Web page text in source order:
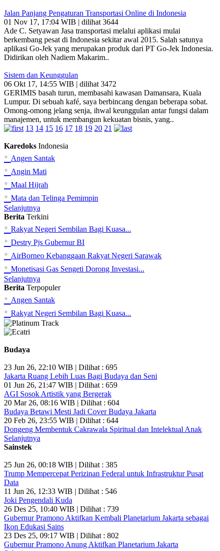
Jalan Panjang Pengaturan Transportasi Online di Indonesia
01 Nov 17, 17:04 WIB | dilihat 3644
Ade C. Setyawan Jasa transportasi melalui aplikasi mulai
berkembang pesat di Indonesia sekitar awal 2015. Salah satunya
aplikasi Go-Jek yang merupakan produk dari PT Go-Jek Indonesia.
Didirikan oleh Nadiem Makarim..
Sistem dan Keunggulan
06 Okt 17, 14:55 WIB | dilihat 3472
GERIMIS basah turun, membasahi kawasan Damansara, Kuala
Lumpur. Di sebuah kafé, saya berbincang dengan beberapa sobat.
Omong-omong jelang senja, ihwal keunggulan antar fungsi dalam
manajemen, untuk membangun kekuatan bisnis, yang..
13 14 15 16 17 18 19 20 21
Karedoks Indonesia
• Angen Santak
• Angin Mati
• Maal Hijrah
• Mata dan Telinga Pemimpin
Selanjutnya
Berita Terkini
• Rakyat Negeri Sembilan Bagi Kuasa...
• Destry Pjs Gubernur BI
• AirBorneo Kebanggaan Rakyat Negeri Sarawak
• Monetisasi Gas Sengeti Dorong Investasi...
Selanjutnya
Berita Terpopuler
• Angen Santak
• Rakyat Negeri Sembilan Bagi Kuasa...
Budaya
23 Jun 26, 22:10 WIB | Dilihat : 695
Jakarta Ruang Lebih Luas Bagi Budaya dan Seni
01 Jun 26, 21:47 WIB | Dilihat : 659
AGI Sosok Artistik yang Bergerak
20 Mar 26, 08:16 WIB | Dilihat : 604
Budaya Betawi Mesti Jadi Cover Budaya Jakarta
20 Feb 26, 23:55 WIB | Dilihat : 644
Dongeng Membentuk Cakrawala Spiritual dan Intelektual Anak
Selanjutnya
Sainstek
25 Jun 26, 00:18 WIB | Dilihat : 385
Trump Mempercepat Perizinan Federal untuk Infrastruktur Pusat
Data
11 Jun 26, 12:33 WIB | Dilihat : 546
Joki Pengendali Kuda
26 Des 25, 10:40 WIB | Dilihat : 739
Gubernur Pramono Aktifkan Kembali Planetarium Jakarta sebagai
Ikon Edukasi Sains
23 Des 25, 09:17 WIB | Dilihat : 802
Gubernur Pramono Anung Aktifkan Planetarium Jakarta